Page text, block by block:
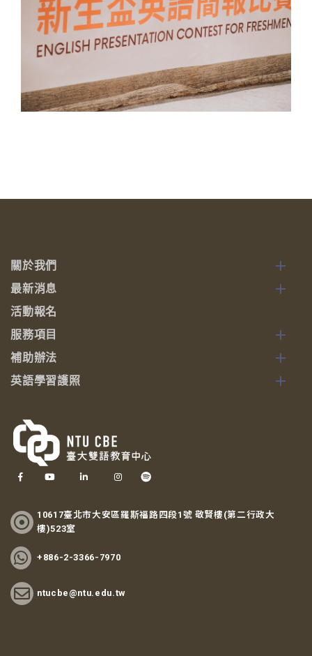
10617臺北市大安區羅斯福路四段1號 敬賢樓(第二行政大
樓)523室
+886-2-3366-7970
ntucbe@ntu.edu.tw
關於我們
最新消息
活動報名
服務項目
補助辦法
英語學習護照